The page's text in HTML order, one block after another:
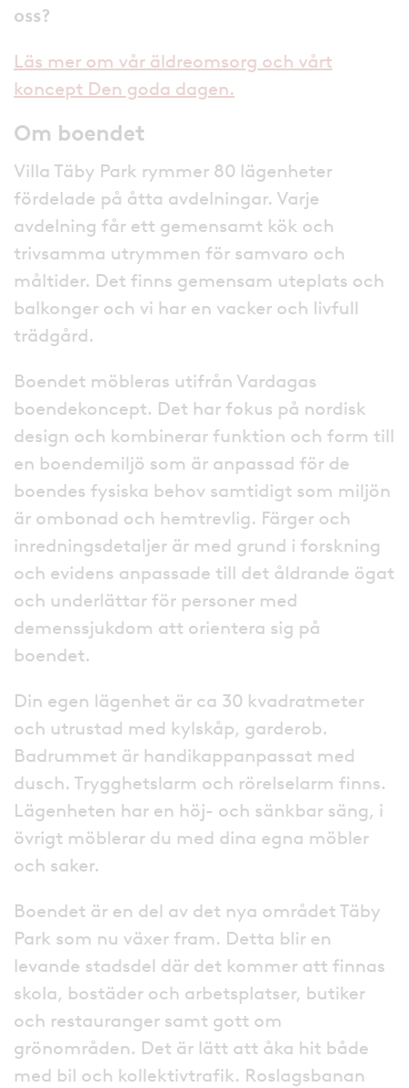
oss?
Läs mer om vår äldreomsorg och vårt
koncept Den goda dagen.
Om boendet
Villa Täby Park rymmer 80 lägenheter
fördelade på åtta avdelningar. Varje
avdelning får ett gemensamt kök och
trivsamma utrymmen för samvaro och
måltider. Det finns gemensam uteplats och
balkonger och vi har en vacker och livfull
trädgård.
Boendet möbleras utifrån Vardagas
boendekoncept. Det har fokus på nordisk
design och kombinerar funktion och form till
en boendemiljö som är anpassad för de
boendes fysiska behov samtidigt som miljön
är ombonad och hemtrevlig. Färger och
inredningsdetaljer är med grund i forskning
och evidens anpassade till det åldrande ögat
och underlättar för personer med
demenssjukdom att orientera sig på
boendet.
Din egen lägenhet är ca 30 kvadratmeter
och utrustad med kylskåp, garderob.
Badrummet är handikappanpassat med
dusch. Trygghetslarm och rörelselarm finns.
Lägenheten har en höj- och sänkbar säng, i
övrigt möblerar du med dina egna möbler
och saker.
Boendet är en del av det nya området Täby
Park som nu växer fram. Detta blir en
levande stadsdel där det kommer att finnas
skola, bostäder och arbetsplatser, butiker
och restauranger samt gott om
grönområden. Det är lätt att åka hit både
med bil och kollektivtrafik. Roslagsbanan